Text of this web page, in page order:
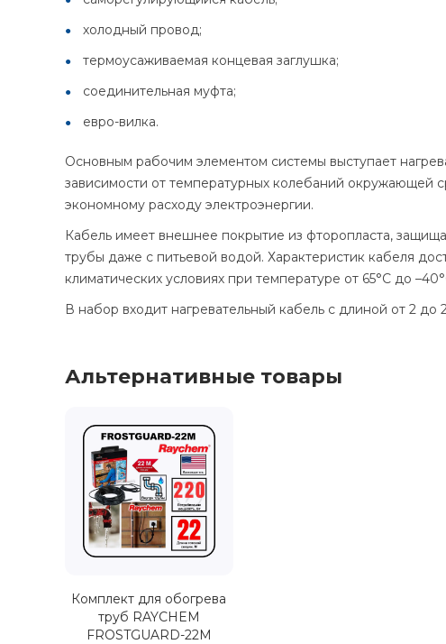
холодный провод;
термоусаживаемая концевая заглушка;
соединительная муфта;
евро-вилка.
Основным рабочим элементом системы выступает
зависимости от температурных колебаний окружающей
экономному расходу электроэнергии.
Кабель имеет внешнее покрытие из фторопласта,
трубы даже с питьевой водой. Характеристик кабеля
климатических условиях при температуре от 65°С до
В набор входит нагревательный кабель с длиной от 2
Альтернативные товары
Комплект для обогрева
труб RAYCHEM
FROSTGUARD-22M